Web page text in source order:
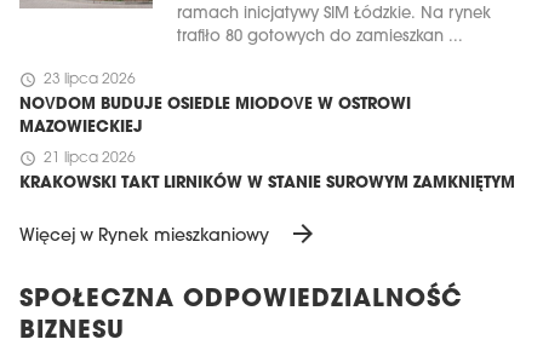
ramach inicjatywy SIM Łódzkie. Na rynek
trafiło 80 gotowych do zamieszkan ...
schedule 23 lipca 2026
NOVDOM BUDUJE OSIEDLE MIODOVE W OSTROWI
MAZOWIECKIEJ
schedule 21 lipca 2026
KRAKOWSKI TAKT LIRNIKÓW W STANIE SUROWYM ZAMKNIĘTYM
Więcej w Rynek mieszkaniowy arrow_forward
SPOŁECZNA ODPOWIEDZIALNOŚĆ
BIZNESU